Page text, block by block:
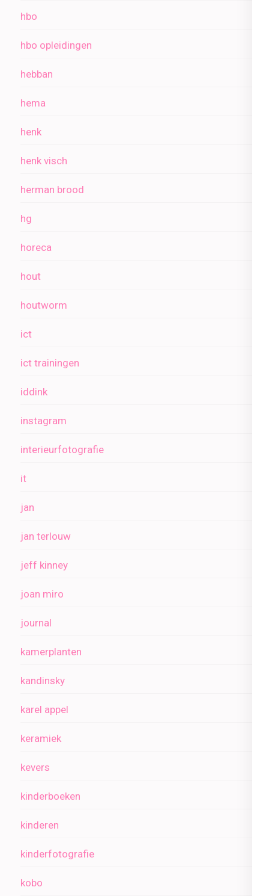
hbo
hbo opleidingen
hebban
hema
henk
henk visch
herman brood
hg
horeca
hout
houtworm
ict
ict trainingen
iddink
instagram
interieurfotografie
it
jan
jan terlouw
jeff kinney
joan miro
journal
kamerplanten
kandinsky
karel appel
keramiek
kevers
kinderboeken
kinderen
kinderfotografie
kobo